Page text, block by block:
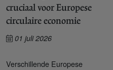
cruciaal voor Europese
circulaire economie
01 juli 2026
Verschillende Europese